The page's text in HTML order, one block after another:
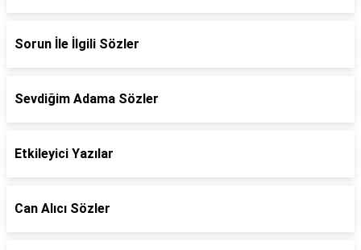
Sorun İle İlgili Sözler
Sevdiğim Adama Sözler
Etkileyici Yazılar
Can Alıcı Sözler